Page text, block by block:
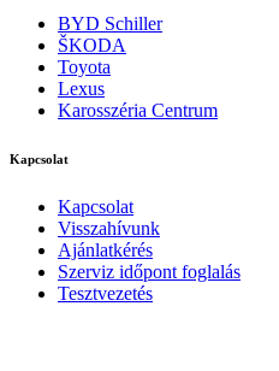
BYD Schiller
ŠKODA
Toyota
Lexus
Karosszéria Centrum
Kapcsolat
Kapcsolat
Visszahívunk
Ajánlatkérés
Szerviz időpont foglalás
Tesztvezetés